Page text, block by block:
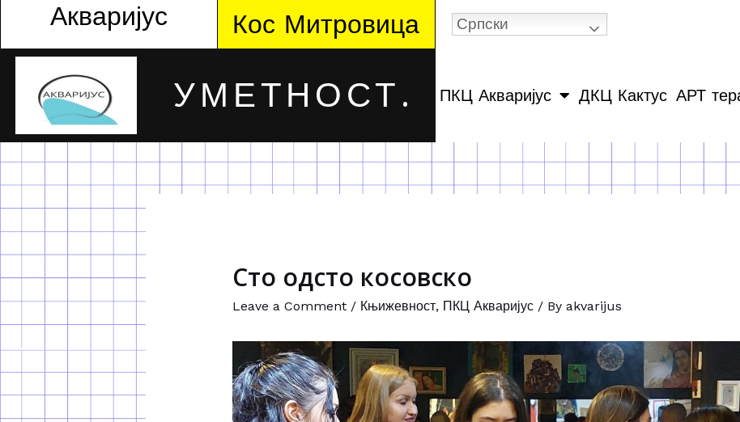
Акваријус Кос Митровица Српски
УМЕТНОСТ. ПКЦ Акваријус ДКЦ Кактус АРТ
Сто одсто косовско
Leave a Comment / Књижевност, ПКЦ Акваријус/ By akvarijus